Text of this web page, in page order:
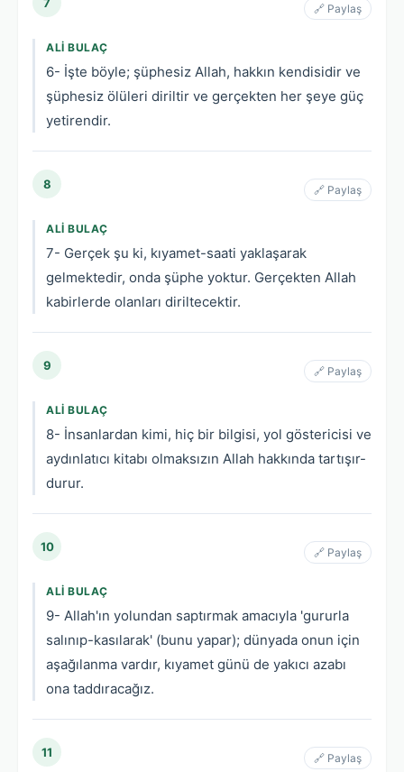
🔗 Paylaş
ALI BULAÇ
6- İşte böyle; şüphesiz Allah, hakkın kendisidir ve
şüphesiz ölüleri diriltir ve gerçekten her şeye güç
yetirendir.
8 🔗 Paylaş
ALI BULAÇ
7- Gerçek şu ki, kıyamet-saati yaklaşarak
gelmektedir, onda şüphe yoktur. Gerçekten Allah
kabirlerde olanları diriltecektir.
9 🔗 Paylaş
ALI BULAÇ
8- İnsanlardan kimi, hiç bir bilgisi, yol göstericisi ve
aydınlatıcı kitabı olmaksızın Allah hakkında tartışır-
durur.
10 🔗 Paylaş
ALI BULAÇ
9- Allah'ın yolundan saptırmak amacıyla 'gururla
salınıp-kasılarak' (bunu yapar); dünyada onun için
aşağılanma vardır, kıyamet günü de yakıcı azabı
ona taddıracağız.
11 🔗 Paylaş